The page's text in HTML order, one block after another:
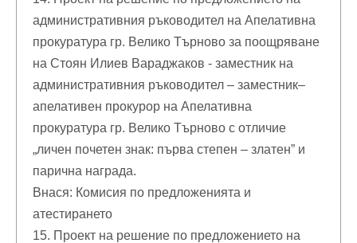
административния ръководител на Апелативна
прокуратура гр. Велико Търново за поощряване
на Стоян Илиев Вараджаков - заместник на
административния ръководител – заместник–
апелативен прокурор на Апелативна
прокуратура гр. Велико Търново с отличие
„личен почетен знак: първа степен – златен” и
парична награда.
Внася: Комисия по предложенията и
атестирането
15. Проект на решение по предложението на